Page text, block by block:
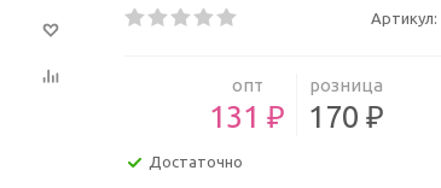
Артикул:
опт
131 ₽
розница
170 ₽
Достаточно